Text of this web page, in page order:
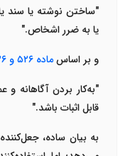
"ساختن نوشته یا سند
یا به ضرر اشخاص."
و بر اساسماده ۵۲۶و
"به‌کار بردن آگاهانه
قابل اثبات باشد."
به بیان ساده،جعل‌کننده